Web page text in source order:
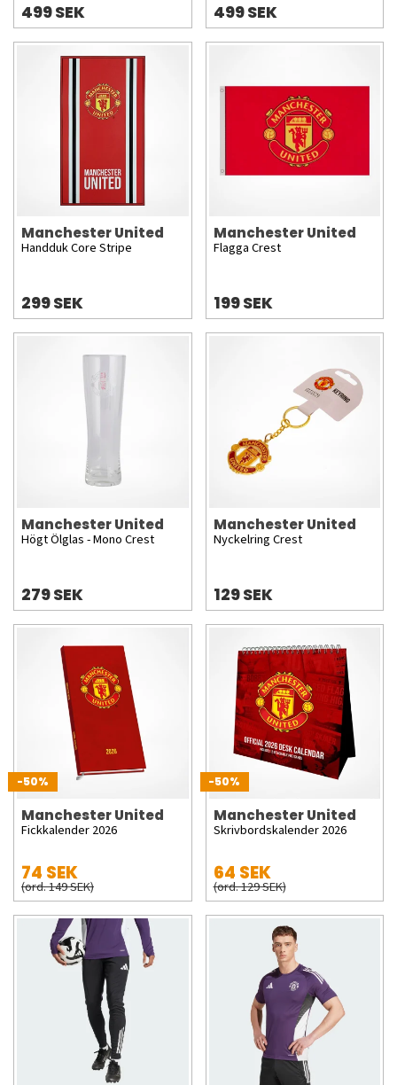
499 SEK 499 SEK
Manchester United
Handduk Core Stripe
299 SEK
Manchester United
Flagga Crest
199 SEK
Manchester United
Högt Ölglas - Mono Crest
279 SEK
Manchester United
Nyckelring Crest
129 SEK
-50%
Manchester United
Fickkalender 2026
74 SEK
(ord. 149 SEK)
-50%
Manchester United
Skrivbordskalender 2026
64 SEK
(ord. 129 SEK)